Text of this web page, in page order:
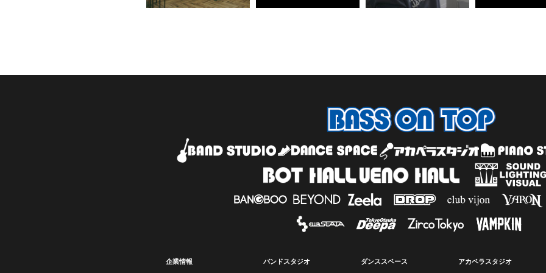
企業情報 バンドスタジオ ダンススペース アカペラスタジオ